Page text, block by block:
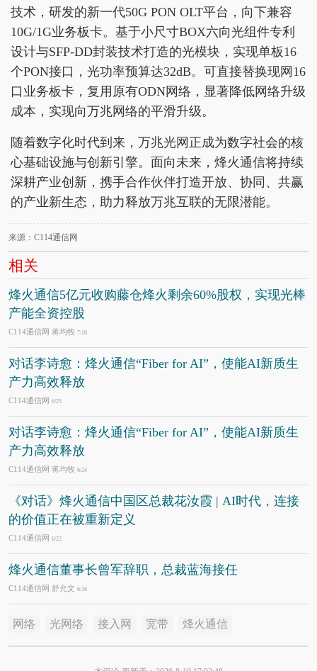
技术，研发的新一代50G PON OLT平台，向下兼容
10G/1G业务板卡。基于小尺寸BOX六向光组件专利
设计与SFP-DD封装技术打造的光模块，实现单板16
个PON接口，光功率预算达32dB。可直接替换现网16
口业务板卡，复用原有ODN网络，显著降低网络升级
成本，实现向万兆网络的平滑升级。
随着数字化时代到来，万兆光网正成为数字社会的核
心基础设施与创新引擎。面向未来，烽火通信将持续
深耕产业创新，携手合作伙伴打造开放、协同、共赢
的产业新生态，助力释放万兆互联的无限潜能。
来源：C114通信网
相关
烽火通信5亿元收购藤仓烽火剩余60%股权，实现光棒
产能全资控股
C114通信网 蒋均牧 7/10
对话李诗愈：烽火通信“Fiber for AI”，使能AI新质生
产力高效释放
C114通信网 6/25
对话李诗愈：烽火通信“Fiber for AI”，使能AI新质生
产力高效释放
C114通信网 蒋均牧 6/24
《对话》烽火通信中国区总裁花汝霞 | AI时代，连接
的价值正在被重新定义
C114通信网 6/22
烽火通信董事长曾军辞职，总裁蓝海接任
C114通信网 舒允文 6/16
网络 光网络 接入网 宽带 烽火通信